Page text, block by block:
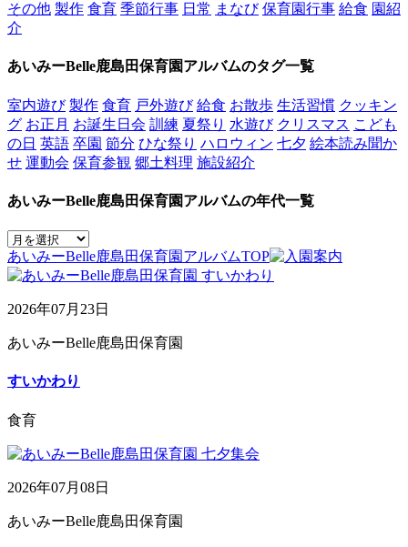
その他 製作 食育 季節行事 日常 まなび 保育園行事 給食 園紹
介
あいみーBelle鹿島田保育園アルバムのタグ一覧
室内遊び 製作 食育 戸外遊び 給食 お散歩 生活習慣 クッキン
グ お正月 お誕生日会 訓練 夏祭り 水遊び クリスマス こども
の日 英語 卒園 節分 ひな祭り ハロウィン 七夕 絵本読み聞か
せ 運動会 保育参観 郷土料理 施設紹介
あいみーBelle鹿島田保育園アルバムの年代一覧
あいみーBelle鹿島田保育園アルバムTOP
2026年07月23日
あいみーBelle鹿島田保育園
すいかわり
食育
2026年07月08日
あいみーBelle鹿島田保育園